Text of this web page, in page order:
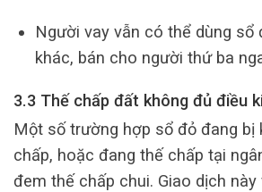
Người vay vẫn có thể dùng sổ
khác, bán cho người thứ ba
3.3 Thế chấp đất không đủ điều
Một số trường hợp sổ đỏ đang bị
chấp, hoặc đang thế chấp tại
đem thế chấp chui. Giao dịch này